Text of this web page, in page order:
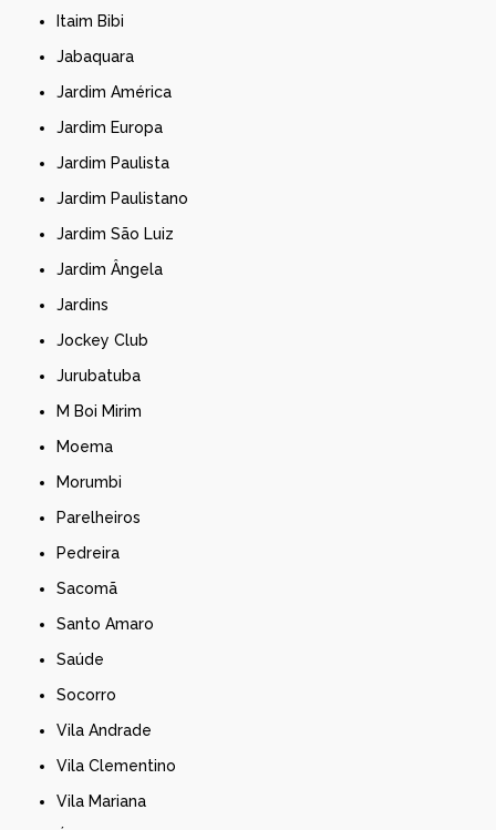
Itaim Bibi
Jabaquara
Jardim América
Jardim Europa
Jardim Paulista
Jardim Paulistano
Jardim São Luiz
Jardim Ângela
Jardins
Jockey Club
Jurubatuba
M Boi Mirim
Moema
Morumbi
Parelheiros
Pedreira
Sacomã
Santo Amaro
Saúde
Socorro
Vila Andrade
Vila Clementino
Vila Mariana